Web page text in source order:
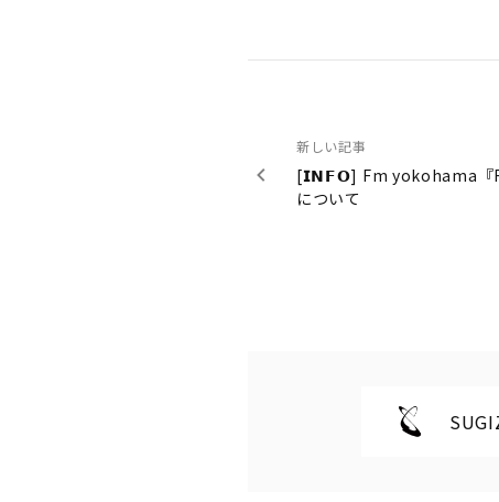
新しい記事
[𝗜𝗡𝗙𝗢] Fm yokohama『
について